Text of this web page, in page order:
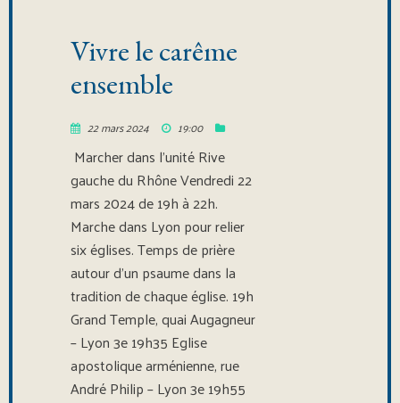
Vivre le carême
ensemble
22 mars 2024 19:00
Marcher dans l’unité Rive
gauche du Rhône Vendredi 22
mars 2024 de 19h à 22h.
Marche dans Lyon pour relier
six églises. Temps de prière
autour d’un psaume dans la
tradition de chaque église. 19h
Grand Temple, quai Augagneur
– Lyon 3e 19h35 Eglise
apostolique arménienne, rue
André Philip – Lyon 3e 19h55